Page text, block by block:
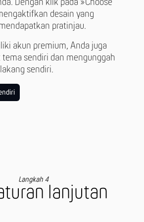
Dengan klik pada »Choose
desain yang
pratinjau.
akun premium, Anda juga
sendiri dan mengunggah
sendiri.
Langkah 4
lanjutan